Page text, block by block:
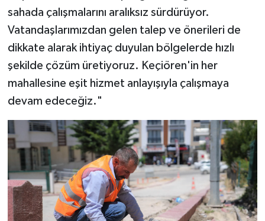
sahada çalışmalarını aralıksız sürdürüyor.
Vatandaşlarımızdan gelen talep ve önerileri de
dikkate alarak ihtiyaç duyulan bölgelerde hızlı
şekilde çözüm üretiyoruz. Keçiören'in her
mahallesine eşit hizmet anlayışıyla çalışmaya
devam edeceğiz."